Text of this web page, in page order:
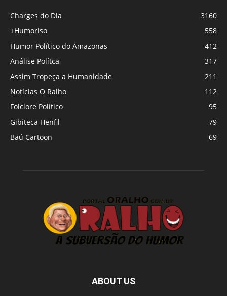
Charges do Dia
3160
+Humoriso
558
Humor Político do Amazonas
412
Análise Polítca
317
Assim Tropeça a Humanidade
211
Notícias O Ralho
112
Folclore Político
95
Gibiteca Henfil
79
Baú Cartoon
69
ABOUT US